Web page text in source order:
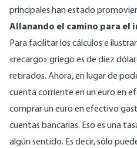
principales han estado
Allanando el camino para el
Para facilitar los cálculos e
«recargo» griego es de diez
retirados. Ahora, en lugar de
cuenta corriente en un euro en
comprar un euro en efectivo
cuentas bancarias. Eso es una
algún sentido. Es decir, sólo